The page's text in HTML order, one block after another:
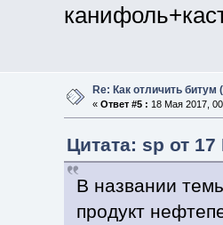
Re: Как отличить битум
« Ответ #5 : 18 Мая 2017,
Цитата: sp от
В названии
продукт